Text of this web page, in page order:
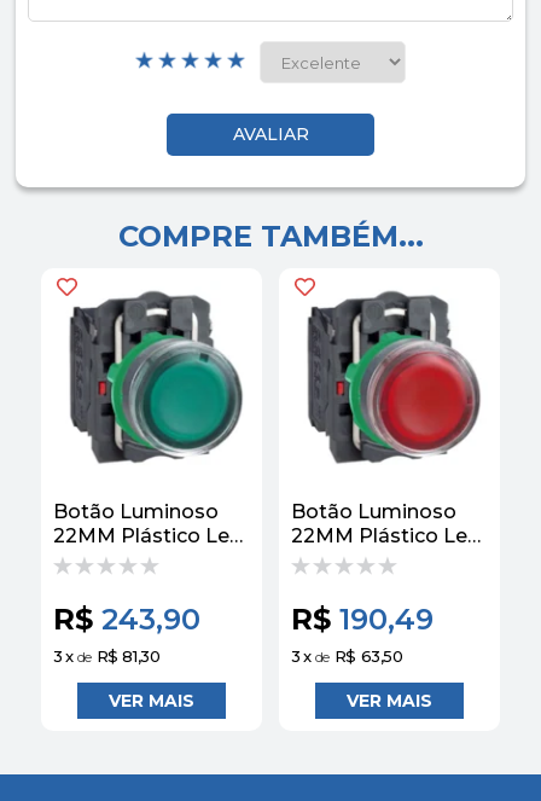
COMPRE TAMBÉM...
Botão Luminoso
22MM Plástico Led
24VCA/CC 1NA/1NF
Schneider
R$ 243,90
3x de R$ 81,30
Botão Luminoso
22MM Plástico Led
24VCA/CC 1NA/1NF
XB5AW34B5
Schneider
R$ 190,49
3x de R$ 63,50